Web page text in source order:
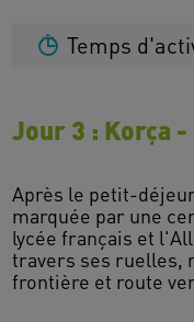
Temps
Jour 3 : Korça
Après le petit-
marquée par une
lycée français et
travers ses ruelles,
frontière et route